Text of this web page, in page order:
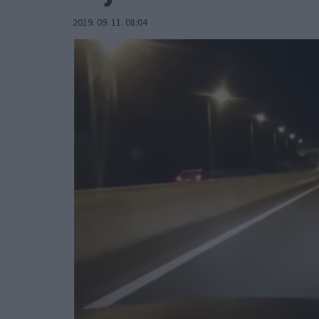
2019. 09. 11. 08:04